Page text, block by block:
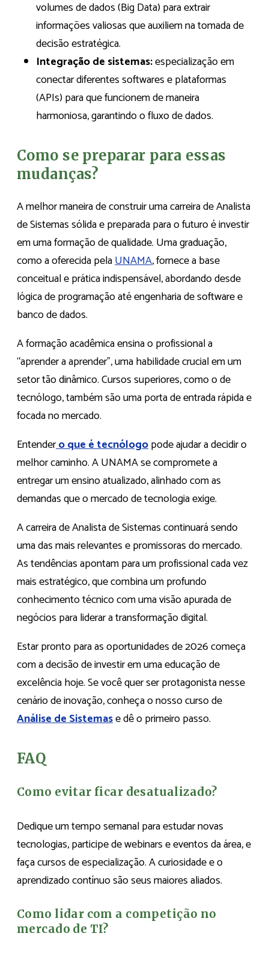
volumes de dados (Big Data) para extrair
informações valiosas que auxiliem na tomada de
decisão estratégica.
Integração de sistemas:especialização em
conectar diferentes softwares e plataformas
(APIs) para que funcionem de maneira
harmoniosa, garantindo o fluxo de dados.
Como se preparar para essas
mudanças?
A melhor maneira de construir uma carreira de Analista
de Sistemas sólida e preparada para o futuro é investir
em uma formação de qualidade. Uma graduação,
como a oferecida pelaUNAMA, fornece a base
conceitual e prática indispensável, abordando desde
lógica de programação até engenharia de software e
banco de dados.
A formação acadêmica ensina o profissional a
“aprender a aprender”, uma habilidade crucial em um
setor tão dinâmico. Cursos superiores, como o de
tecnólogo, também são uma porta de entrada rápida e
focada no mercado.
Entendero que é tecnólogopode ajudar a decidir o
melhor caminho. A UNAMA se compromete a
entregar um ensino atualizado, alinhado com as
demandas que o mercado de tecnologia exige.
A carreira de Analista de Sistemas continuará sendo
uma das mais relevantes e promissoras do mercado.
As tendências apontam para um profissional cada vez
mais estratégico, que combina um profundo
conhecimento técnico com uma visão apurada de
negócios para liderar a transformação digital.
Estar pronto para as oportunidades de 2026 começa
com a decisão de investir em uma educação de
excelência hoje. Se você quer ser protagonista nesse
cenário de inovação, conheça o nosso curso de
Análise de Sistemase dê o primeiro passo.
FAQ
Como evitar ficar desatualizado?
Dedique um tempo semanal para estudar novas
tecnologias, participe de webinars e eventos da área, e
faça cursos de especialização. A curiosidade e o
aprendizado contínuo são seus maiores aliados.
Como lidar com a competição no
mercado de TI?